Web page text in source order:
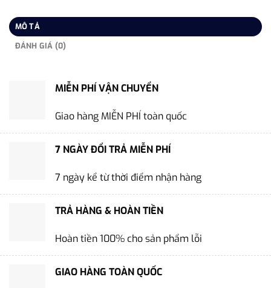
MÔ TẢ
ĐÁNH GIÁ (0)
MIỄN PHÍ VẬN CHUYỂN
Giao hàng MIỄN PHÍ toàn quốc
7 NGÀY ĐỔI TRẢ MIỄN PHÍ
7 ngày kể từ thời điểm nhận hàng
TRẢ HÀNG & HOÀN TIỀN
Hoàn tiền 100% cho sản phẩm lỗi
GIAO HÀNG TOÀN QUỐC